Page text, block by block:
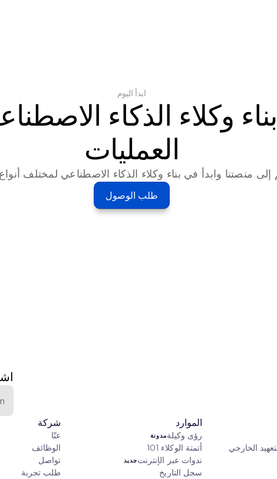
ابدأ اليوم
العمليات
منصتنا وابدأ في بناء وكلاء الذكاء الاصطناعي لمختلف أنواع
طلب الوصول
الخارجي
الموارد
رؤى وكيلةمدونة
أتمتة الوكلاء 101
ندوات عبر الإنترنتجديد
سجل التاريخ
شركة
عنّا
الوظائف
تواصل
طلب تجربة